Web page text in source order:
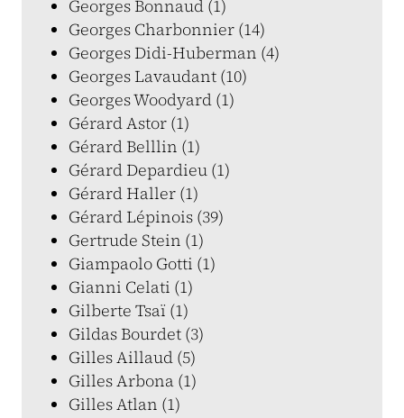
Georges Bonnaud (1)
Georges Charbonnier (14)
Georges Didi-Huberman (4)
Georges Lavaudant (10)
Georges Woodyard (1)
Gérard Astor (1)
Gérard Belllin (1)
Gérard Depardieu (1)
Gérard Haller (1)
Gérard Lépinois (39)
Gertrude Stein (1)
Giampaolo Gotti (1)
Gianni Celati (1)
Gilberte Tsaï (1)
Gildas Bourdet (3)
Gilles Aillaud (5)
Gilles Arbona (1)
Gilles Atlan (1)